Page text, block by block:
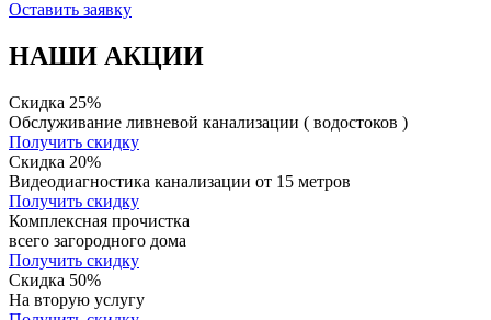
Оставить заявку
НАШИ АКЦИИ
Скидка 25%
Обслуживание ливневой канализации ( водостоков )
Получить скидку
Скидка 20%
Видеодиагностика канализации от 15 метров
Получить скидку
Комплексная прочистка
всего загородного дома
Получить скидку
Скидка 50%
На вторую услугу